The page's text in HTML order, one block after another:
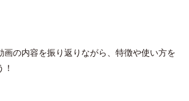
画の内容を振り返りながら、特徴や使い方を